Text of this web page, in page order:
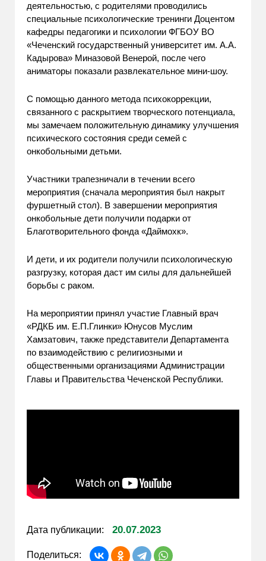
деятельностью, с родителями проводились
специальные психологические тренинги Доцентом
кафедры педагогики и психологии ФГБОУ ВО
«Чеченский государственный университет им. А.А.
Кадырова» Миназовой Венерой, после чего
аниматоры показали развлекательное мини-шоу.
С помощью данного метода психокоррекции,
связанного с раскрытием творческого потенциала,
мы замечаем положительную динамику улучшения
психического состояния среди семей с
онкобольными детьми.
Участники трапезничали в течении всего
мероприятия (сначала мероприятия был накрыт
фуршетный стол). В завершении мероприятия
онкобольные дети получили подарки от
Благотворительного фонда «Даймохк».
И дети, и их родители получили психологическую
разгрузку, которая даст им силы для дальнейшей
борьбы с раком.
На мероприятии принял участие Главный врач
«РДКБ им. Е.П.Глинки» Юнусов Муслим
Хамзатович, также представители Департамента
по взаимодействию с религиозными и
общественными организациями Администрации
Главы и Правительства Чеченской Республики.
Дата публикации: 20.07.2023
Поделиться: